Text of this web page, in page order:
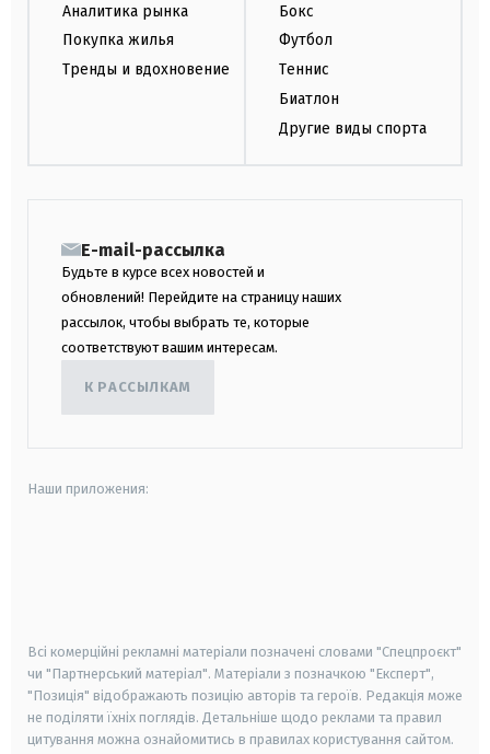
Аналитика рынка
Покупка жилья
Тренды и вдохновение
Бокс
Футбол
Теннис
Биатлон
Другие виды спорта
E-mail-рассылка
Будьте в курсе всех новостей и
обновлений! Перейдите на страницу наших
рассылок, чтобы выбрать те, которые
соответствуют вашим интересам.
К РАССЫЛКАМ
Наши приложения:
Всі комерційні рекламні матеріали позначені словами "Спецпроєкт"
чи "Партнерський матеріал". Матеріали з позначкою "Експерт",
"Позиція" відображають позицію авторів та героїв. Редакція може
не поділяти їхніх поглядів. Детальніше щодо реклами та правил
цитування можна ознайомитись в правилах користування сайтом.